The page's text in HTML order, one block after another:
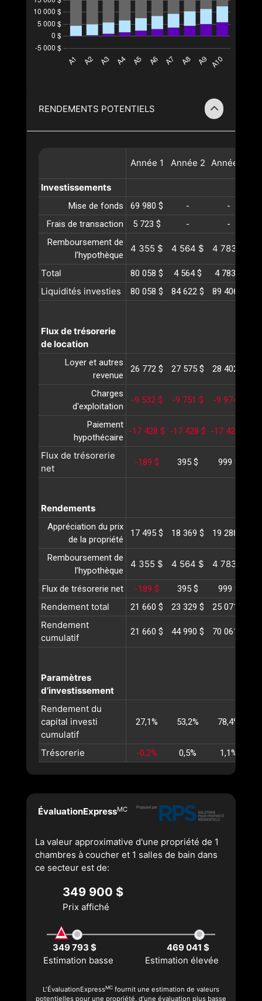
RENDEMENTS POTENTIELS
Année 1 Année 2 Année
Investissements
Mise de fonds 69 980 $ -
-
Frais de transaction
5 723 $ -
-
Remboursement de
l’hypothèque
4 355 $ 4 564 $ 4 783 $
Total 80 058 $ 4 564 $ 4 783 $
Liquidités investies 80 058 $ 84 622 $ 89 406 $
Flux de trésorerie
de location
Loyer et autres
revenue
26 772 $ 27 575 $ 28 402 $
Charges
d'exploitation
-9 532 $ -9 751 $ -9 974 $
Paiement
hypothécaire
-17 428 $ -17 428 $ -17 428 $
Flux de trésorerie
net
-189 $ 395 $ 999 $
Rendements
Appréciation du prix
de la propriété
17 495 $ 18 369 $ 19 288 $
Remboursement de
l’hypothèque
4 355 $ 4 564 $ 4 783 $
Flux de trésorerie net -189 $ 395 $ 999 $
Rendement total 21 660 $ 23 329 $ 25 071 $
Rendement
cumulatif
21 660 $ 44 990 $ 70 061 $
Paramètres
d’investissement
Rendement du
capital investi
cumulatif
27,1% 53,2% 78,4%
Trésorerie -0,2% 0,5% 1,1%
ÉvaluationExpressMC
La valeur approximative d'une propriété de 1
chambres à coucher et 1 salles de bain dans
ce secteur est de:
349 900 $
Prix affiché
349 793 $
469 041 $
Estimation basse
Estimation élevée
L'ÉvaluationExpressMC fournit une estimation de valeurs
potentielles pour une propriété, d’une évaluation plus basse